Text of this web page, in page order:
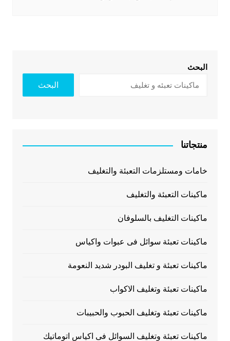
البحث
البحث
منتجاتنا
خامات ومستلزمات التعبئة والتغليف
ماكينات التعبئة والتغليف
ماكينات التغليف بالسلوفان
ماكينات تعبئة سوائل فى عبوات واكياس
ماكينات تعبئة و تغليف البودر شديد النعومة
ماكينات تعبئة وتغليف الاكواب
ماكينات تعبئة وتغليف الحبوب والحبيبات
ماكينات تعبئة وتغليف السوائل فى اكياس اتوماتيك